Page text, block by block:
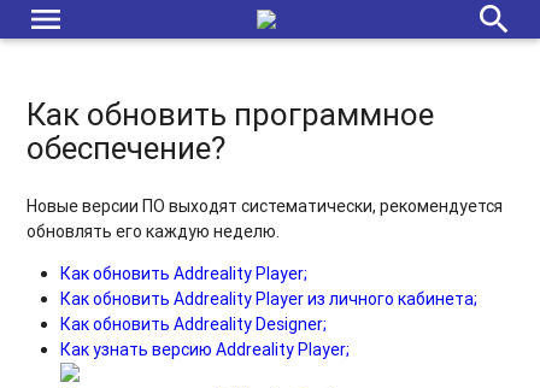
menu search
Как обновить программное
обеспечение?
Новые версии ПО выходят систематически, рекомендуется
обновлять его каждую неделю.
Как обновить Addreality Player;
Как обновить Addreality Player из личного кабинета;
Как обновить Addreality Designer;
Как узнать версию Addreality Player;